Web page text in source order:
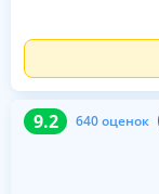
9.2 640 оценок
9.2 640 оценок